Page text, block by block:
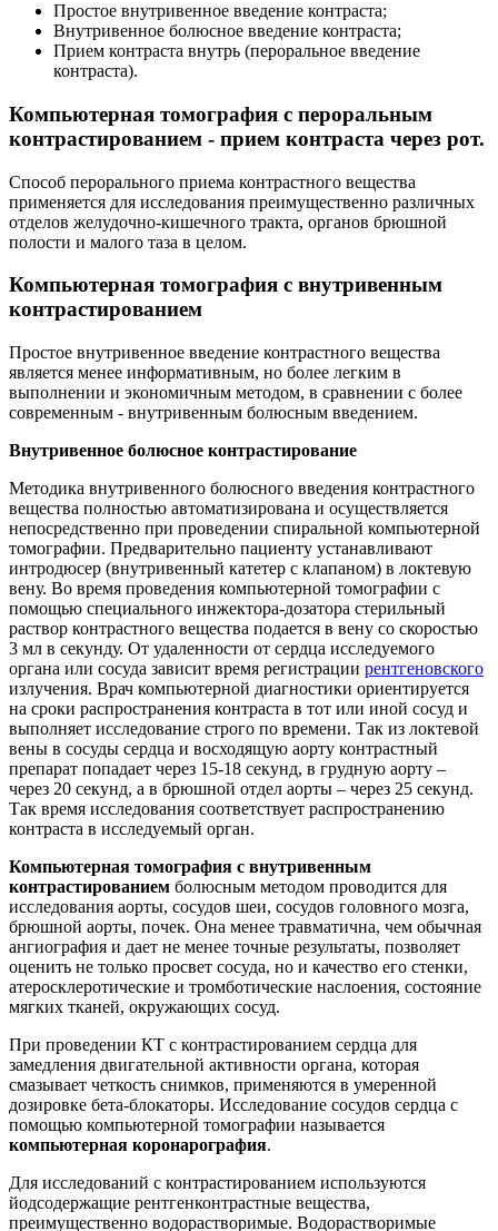
Простое внутривенное введение контраста;
Внутривенное болюсное введение контраста;
Прием контраста внутрь (пероральное введение
контраста).
Компьютерная томография с пероральным
контрастированием - прием контраста через рот.
Способ перорального приема контрастного вещества
применяется для исследования преимущественно различных
отделов желудочно-кишечного тракта, органов брюшной
полости и малого таза в целом.
Компьютерная томография с внутривенным
контрастированием
Простое внутривенное введение контрастного вещества
является менее информативным, но более легким в
выполнении и экономичным методом, в сравнении с более
современным - внутривенным болюсным введением.
Внутривенное болюсное контрастирование
Методика внутривенного болюсного введения контрастного
вещества полностью автоматизирована и осуществляется
непосредственно при проведении спиральной компьютерной
томографии. Предварительно пациенту устанавливают
интродюсер (внутривенный катетер с клапаном) в локтевую
вену. Во время проведения компьютерной томографии с
помощью специального инжектора-дозатора стерильный
раствор контрастного вещества подается в вену со скоростью
3 мл в секунду. От удаленности от сердца исследуемого
органа или сосуда зависит время регистрации рентгеновского
излучения. Врач компьютерной диагностики ориентируется
на сроки распространения контраста в тот или иной сосуд и
выполняет исследование строго по времени. Так из локтевой
вены в сосуды сердца и восходящую аорту контрастный
препарат попадает через 15-18 секунд, в грудную аорту –
через 20 секунд, а в брюшной отдел аорты – через 25 секунд.
Так время исследования соответствует распространению
контраста в исследуемый орган.
Компьютерная томография с внутривенным
контрастированием болюсным методом проводится для
исследования аорты, сосудов шеи, сосудов головного мозга,
брюшной аорты, почек. Она менее травматична, чем обычная
ангиография и дает не менее точные результаты, позволяет
оценить не только просвет сосуда, но и качество его стенки,
атеросклеротические и тромботические наслоения, состояние
мягких тканей, окружающих сосуд.
При проведении КТ с контрастированием сердца для
замедления двигательной активности органа, которая
смазывает четкость снимков, применяются в умеренной
дозировке бета-блокаторы. Исследование сосудов сердца с
помощью компьютерной томографии называется
компьютерная коронарография.
Для исследований с контрастированием используются
йодсодержащие рентгенконтрастные вещества,
преимущественно водорастворимые. Водорастворимые